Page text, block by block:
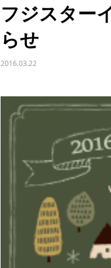
フジスター
らせ
2016.03.22